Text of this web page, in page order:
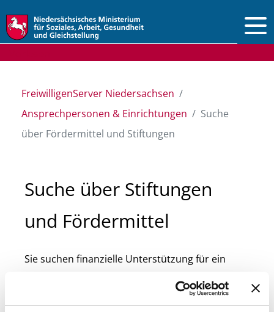
FreiwilligenServer Niedersachsen
Ansprechpersonen & Einrichtungen
Suche
über Fördermittel und Stiftungen
Suche über Stiftungen
und Fördermittel
Sie suchen finanzielle Unterstützung für ein
Projekt oder ein Vorhaben? Hier können Sie
direkt über unsere Fördermitteldatenbank und